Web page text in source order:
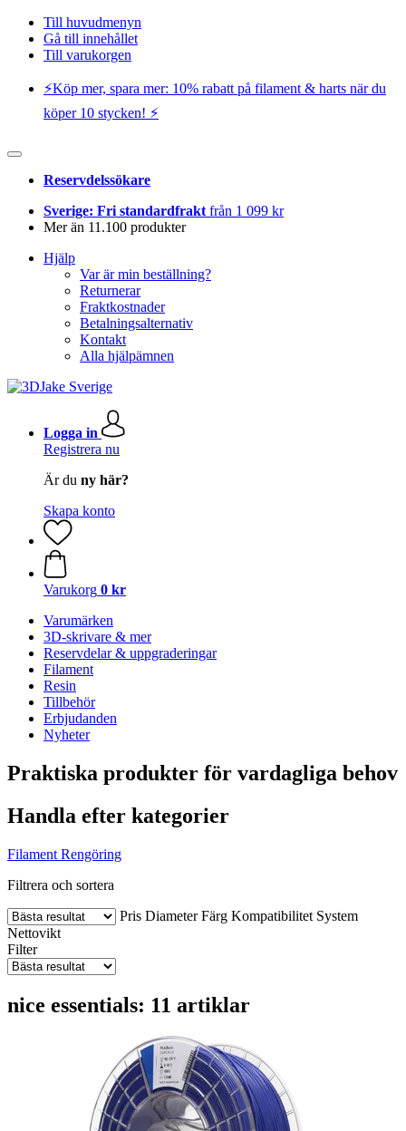
Till huvudmenyn
Gå till innehållet
Till varukorgen
⚡️Köp mer, spara mer: 10% rabatt på filament & harts när du
köper 10 stycken! ⚡️
Reservdelssökare
Sverige: Fri standardfrakt från 1 099 kr
Mer än 11.100 produkter
Hjälp
Var är min beställning?
Returnerar
Fraktkostnader
Betalningsalternativ
Kontakt
Alla hjälpämnen
Logga in
Registrera nu
Är du ny här?
Skapa konto
Varukorg 0 kr
Varumärken
3D-skrivare & mer
Reservdelar & uppgraderingar
Filament
Resin
Tillbehör
Erbjudanden
Nyheter
Praktiska produkter för vardagliga behov
Handla efter kategorier
Filament Rengöring
Filtrera och sortera
Pris Diameter Färg Kompatibilitet System
Nettovikt
Filter
nice essentials: 11 artiklar